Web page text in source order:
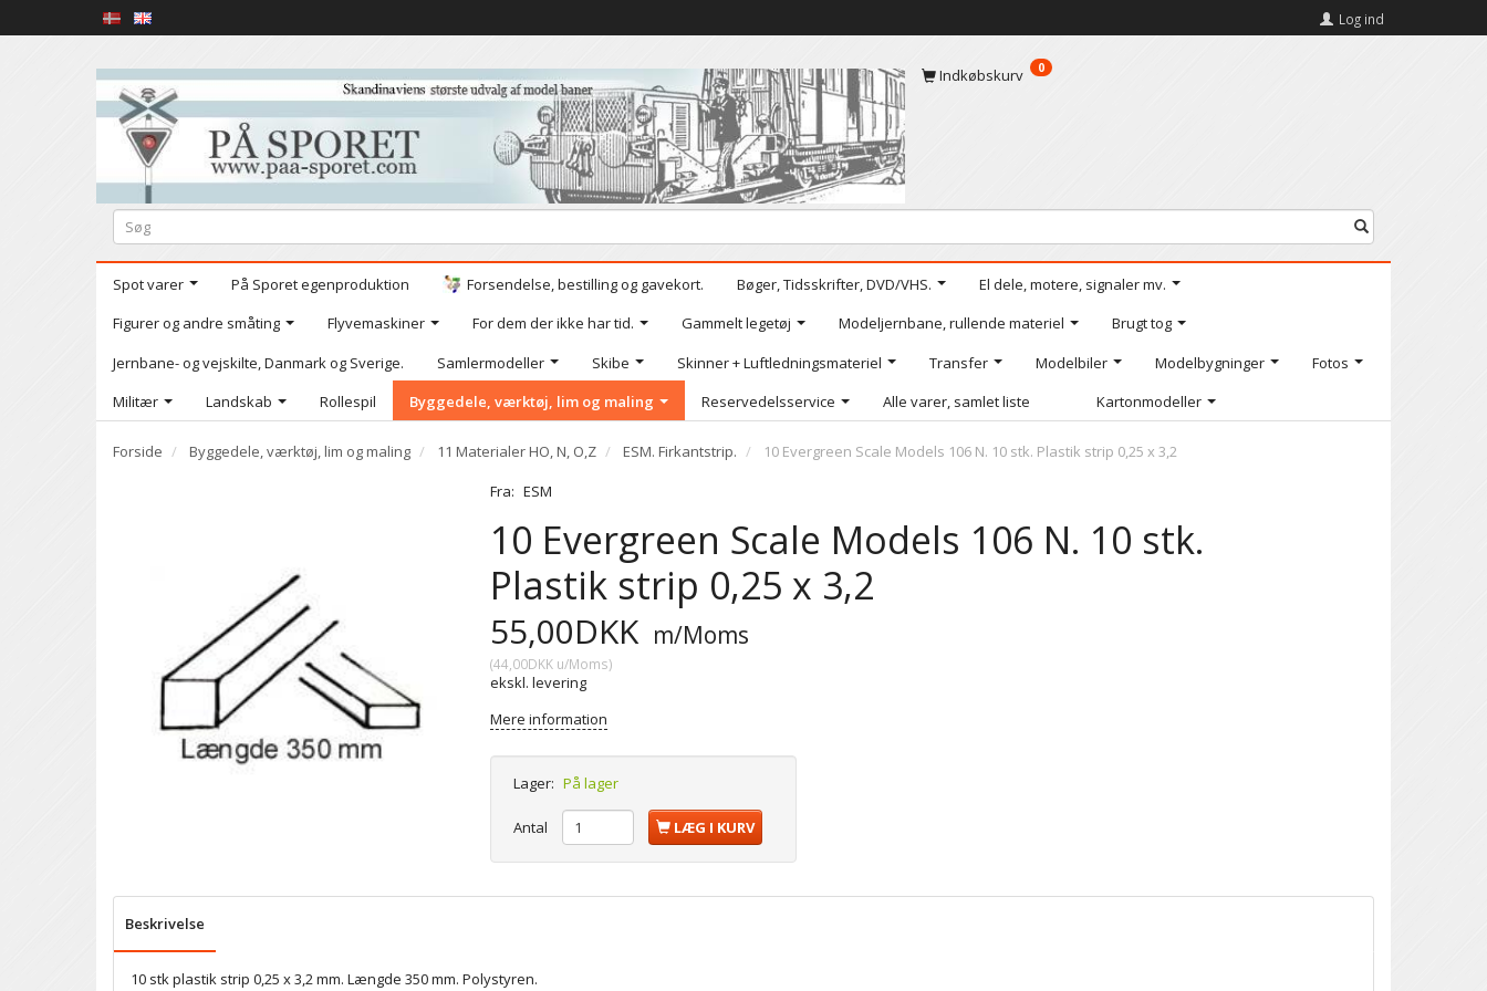
Log ind
Indkøbskurv 0
Spot varer På Sporet egenproduktion Forsendelse, bestilling og gavekort. Bøger, Tidsskrifter, DVD/VHS.
El dele, motere, signaler mv.
Figurer og andre småting
Flyvemaskiner For dem der ikke har tid. Gammelt legetøj Modeljernbane, rullende materiel
Brugt tog
Jernbane- og vejskilte, Danmark og Sverige.
Samlermodeller Skibe Skinner + Luftledningsmateriel Transfer Modelbiler Modelbygninger
Fotos
Militær
Landskab Rollespil Byggedele, værktøj, lim og maling Reservedelsservice Alle varer, samlet liste Kartonmodeller
Forside Byggedele, værktøj, lim og maling 11 Materialer HO, N, O,Z ESM. Firkantstrip.
10 Evergreen Scale Models 106 N. 10 stk. Plastik strip 0,25 x 3,2
Fra: ESM
10 Evergreen Scale Models 106 N. 10 stk.
Plastik strip 0,25 x 3,2
55,00DKK m/Moms
(44,00DKK u/Moms)
ekskl. levering
Mere information
Lager: På lager
Antal LÆG I KURV
Beskrivelse
10 stk plastik strip 0,25 x 3,2 mm. Længde 350 mm. Polystyren.